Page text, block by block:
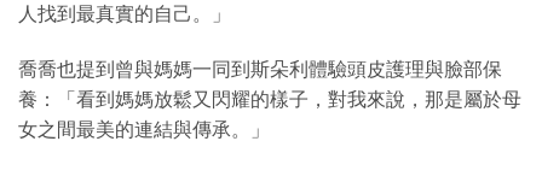
人找到最真實的自己。」
喬喬也提到曾與媽媽一同到斯朵利體驗頭皮護理與臉部保
養：「看到媽媽放鬆又閃耀的樣子，對我來說，那是屬於母
女之間最美的連結與傳承。」